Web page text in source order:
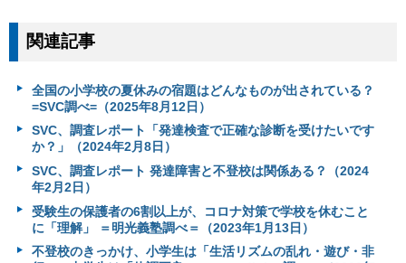
関連記事
全国の小学校の夏休みの宿題はどんなものが出されている？
=SVC調べ=（2025年8月12日）
SVC、調査レポート「発達検査で正確な診断を受けたいです
か？」（2024年2月8日）
SVC、調査レポート 発達障害と不登校は関係ある？（2024
年2月2日）
受験生の保護者の6割以上が、コロナ対策で学校を休むこと
に「理解」 ＝明光義塾調べ＝（2023年1月13日）
不登校のきっかけ、小学生は「生活リズムの乱れ・遊び・非